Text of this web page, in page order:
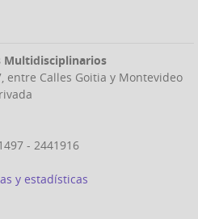
Multidisciplinarios
entre Calles Goitia y Montevideo
- 2441916